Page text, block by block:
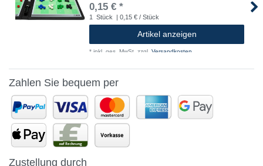
0,15 € *
1 Stück | 0,15 € / Stück
Artikel anzeigen
* inkl. ges. MwSt. zzgl. Versandkosten
Zahlen Sie bequem per
Zustellung durch